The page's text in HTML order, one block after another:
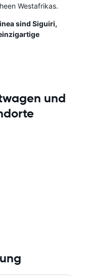
Westafrikas.
sind Siguiri,
und